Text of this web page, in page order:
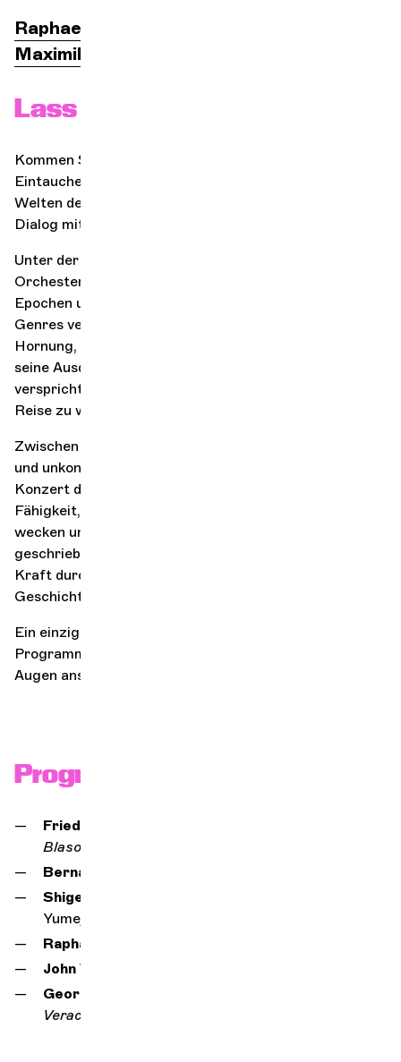
Raphael Merlin
Maximilian Hornung
Lass uns ins Kino gehen!
Kommen Sie und erleben Sie mit uns ein musikalisches
Eintauchen am Rande der großen Leinwand, wo die
Welten des Kinos und der Musik in einem lebendigen
Dialog miteinander verschmelzen.
Unter der Leitung von Raphaël Merlin präsentiert das
Orchester ein Programm, das Ästhetik verbindet,
Epochen umspannt und die Grenzen zwischen den
Genres verwischt. An der Seite von Maximilian
Hornung, einem außergewöhnlichen Cellisten, der für
seine Ausdruckskraft und Sensibilität bekannt ist,
verspricht dieser Abend eine wahrhaft emotionale
Reise zu werden.
Zwischen Hommagen an die großen Figuren des Kinos
und unkonventionellen Augenzwinkern erkundet dieses
Konzert die erzählerische Kraft der Musik, ihre
Fähigkeit, Bilder hervorzurufen, Erinnerungen zu
wecken und die Fantasie anzuregen. Ob für den Film
geschrieben oder einfach von seiner beschwörenden
Kraft durchdrungen, jedes Werk erzählt eine
Geschichte.
Ein einzigartiges, mutiges und zutiefst sinnliches
Programm – wie ein Film, den Sie mit geschlossenen
Augen ansehen.
Programm
Friedrich Gulda,
Blasorchester
Bernard Herrmann,
Shigeru Umebayashi,
Yumejis Thema
Raphael Merlin,
John Williams,
Georges Delerue,
Verachtung